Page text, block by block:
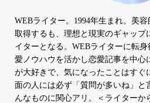
WEBライター。1994年生まれ。美
取得するも、理想と現実のギャップ
イターとなる。WEBライターに転
愛ノウハウを活かし恋愛記事を中心
が大好きで、気になったことはすぐ
面の人には必ず「質問が多いね」と
んなものに関心アリ。＜ライターか